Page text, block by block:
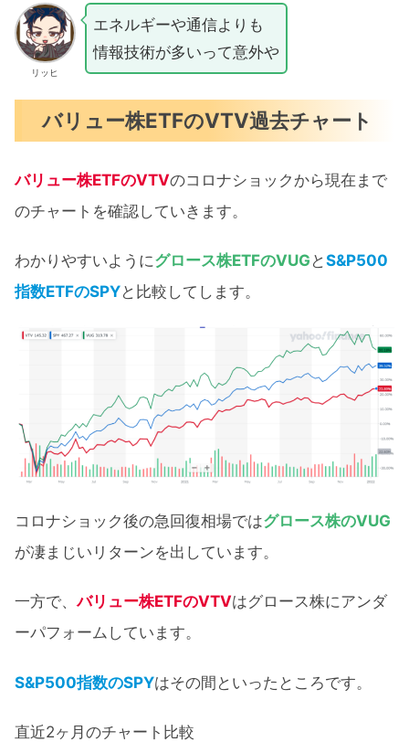
リッヒ
エネルギーや通信よりも
情報技術が多いって意外や
バリュー株ETFのVTV過去チャート
バリュー株ETFのVTVのコロナショックから現在まで
のチャートを確認していきます。
わかりやすいようにグロース株ETFのVUG とS&P500
指数ETFのSPYと比較してします。
コロナショック後の急回復相場ではグロース株のVUG
が凄まじいリターンを出しています。
一方で、バリュー株ETFのVTVはグロース株にアンダ
ーパフォームしています。
S&P500指数のSPYはその間といったところです。
直近2ヶ月のチャート比較